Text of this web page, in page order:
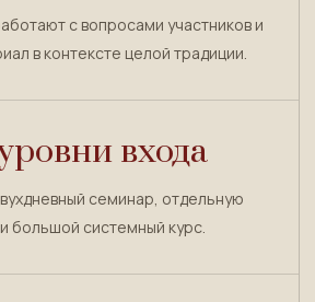
с вопросами участников и
в контексте целой традиции.
входа
семинар, отдельную
большой системный курс.